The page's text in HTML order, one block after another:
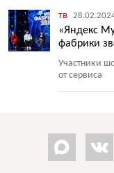
тв
«Яндекс
фабрики
Участники
от сервиса